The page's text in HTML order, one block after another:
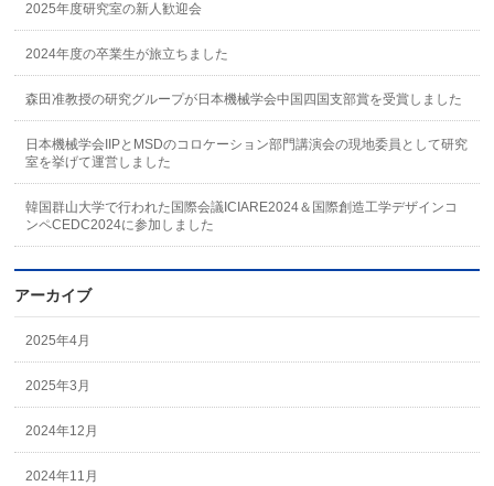
2025年度研究室の新人歓迎会
2024年度の卒業生が旅立ちました
森田准教授の研究グループが日本機械学会中国四国支部賞を受賞しました
日本機械学会IIPとMSDのコロケーション部門講演会の現地委員として研究
室を挙げて運営しました
韓国群山大学で行われた国際会議ICIARE2024＆国際創造工学デザインコ
ンペCEDC2024に参加しました
アーカイブ
2025年4月
2025年3月
2024年12月
2024年11月